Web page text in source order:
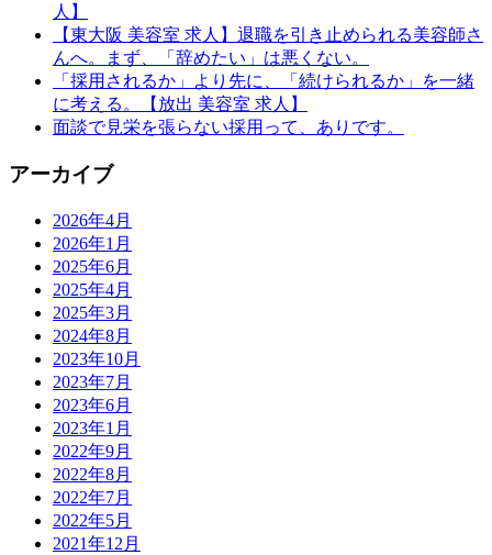
人】
【東大阪 美容室 求人】退職を引き止められる美容師さ
んへ。まず、「辞めたい」は悪くない。
「採用されるか」より先に、「続けられるか」を一緒
に考える。【放出 美容室 求人】
面談で見栄を張らない採用って、ありです。
アーカイブ
2026年4月
2026年1月
2025年6月
2025年4月
2025年3月
2024年8月
2023年10月
2023年7月
2023年6月
2023年1月
2022年9月
2022年8月
2022年7月
2022年5月
2021年12月